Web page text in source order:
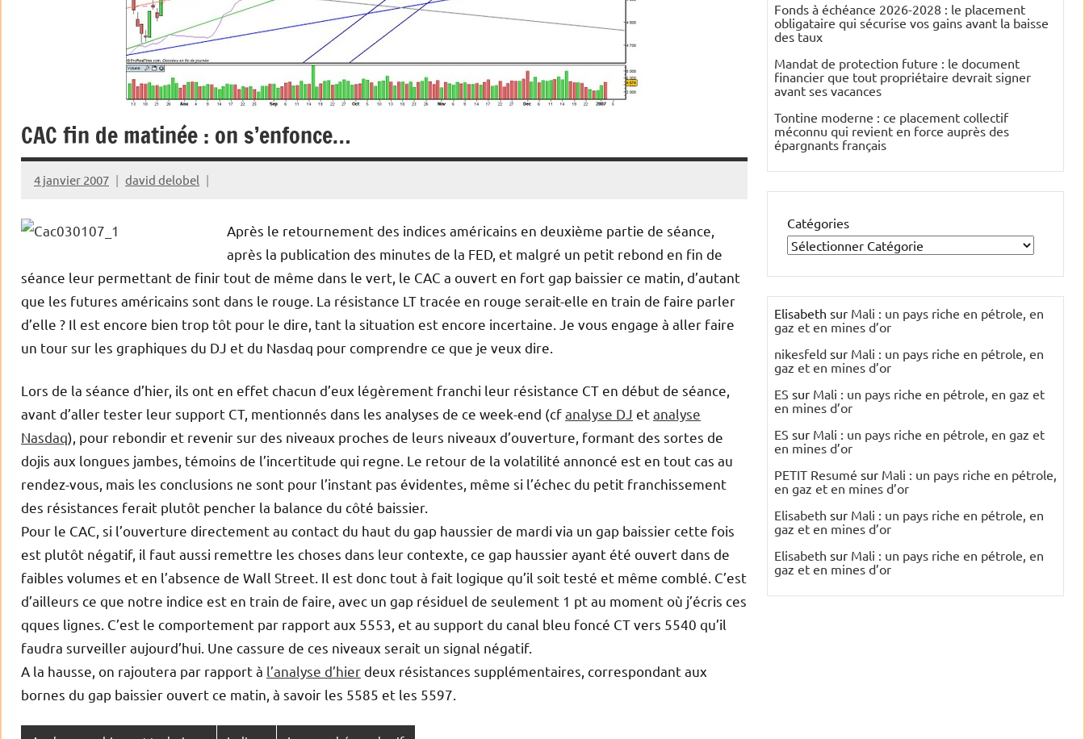
CAC fin de matinée : on s’enfonce…
4 janvier 2007 david delobel
Après le retournement des indices américains en deuxième partie de séance,
après la publication des minutes de la FED, et malgré un petit rebond en fin de
séance leur permettant de finir tout de même dans le vert, le CAC a ouvert en fort gap baissier ce matin, d’autant
que les futures américains sont dans le rouge. La résistance LT tracée en rouge serait-elle en train de faire parler
d’elle ? Il est encore bien trop tôt pour le dire, tant la situation est encore incertaine. Je vous engage à aller faire
un tour sur les graphiques du DJ et du Nasdaq pour comprendre ce que je veux dire.
Lors de la séance d’hier, ils ont en effet chacun d’eux légèrement franchi leur résistance CT en début de séance,
avant d’aller tester leur support CT, mentionnés dans les analyses de ce week-end (cfanalyse DJ etanalyse
Nasdaq), pour rebondir et revenir sur des niveaux proches de leurs niveaux d’ouverture, formant des sortes de
dojis aux longues jambes, témoins de l’incertitude qui regne. Le retour de la volatilité annoncé est en tout cas au
rendez-vous, mais les conclusions ne sont pour l’instant pas évidentes, même si l’échec du petit franchissement
des résistances ferait plutôt pencher la balance du côté baissier.
Pour le CAC, si l’ouverture directement au contact du haut du gap haussier de mardi via un gap baissier cette fois
est plutôt négatif, il faut aussi remettre les choses dans leur contexte, ce gap haussier ayant été ouvert dans de
faibles volumes et en l’absence de Wall Street. Il est donc tout à fait logique qu’il soit testé et même comblé. C’est
d’ailleurs ce que notre indice est en train de faire, avec un gap résiduel de seulement 1 pt au moment où j’écris ces
qques lignes. C’est le comportement par rapport aux 5553, et au support du canal bleu foncé CT vers 5540 qu’il
faudra surveiller aujourd’hui. Une cassure de ces niveaux serait un signal négatif.
A la hausse, on rajoutera par rapport à l’analyse d’hierdeux résistances supplémentaires, correspondant aux
bornes du gap baissier ouvert ce matin, à savoir les 5585 et les 5597.
Fonds à échéance 2026-2028 : le placement
obligataire qui sécurise vos gains avant la baisse
des taux
Mandat de protection future : le document
financier que tout propriétaire devrait signer
avant ses vacances
Tontine moderne : ce placement collectif
méconnu qui revient en force auprès des
épargnants français
Catégories
Elisabeth sur Mali : un pays riche en pétrole, en
gaz et en mines d’or
nikesfeld sur Mali : un pays riche en pétrole, en
gaz et en mines d’or
ES sur Mali : un pays riche en pétrole, en gaz et
en mines d’or
ES sur Mali : un pays riche en pétrole, en gaz et
en mines d’or
PETIT Resumé sur Mali : un pays riche en pétrole,
en gaz et en mines d’or
Elisabeth sur Mali : un pays riche en pétrole, en
gaz et en mines d’or
Elisabeth sur Mali : un pays riche en pétrole, en
gaz et en mines d’or